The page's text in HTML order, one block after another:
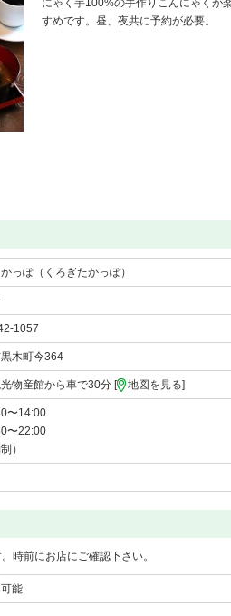
にゃく芋100%の手作りこんにゃくが
すめです。昼、夜共に予約が必要。
っぽ（くろぎたかっぽ）
1057
木町今364
物産館から車で30分 [ 地図を見る]
〜14:00
〜22:00
）
時前にお店にご確認下さい。
能